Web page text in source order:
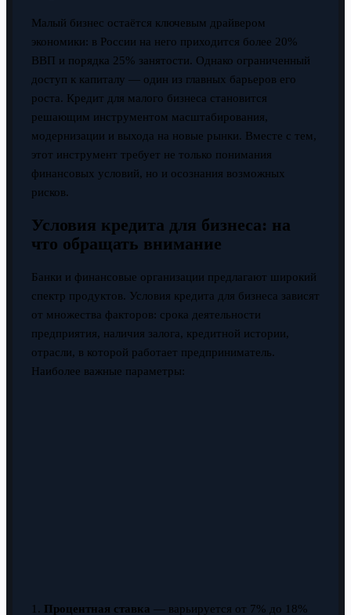
Малый бизнес остаётся ключевым драйвером
экономики: в России на него приходится более 20%
ВВП и порядка 25% занятости. Однако ограниченный
доступ к капиталу — один из главных барьеров его
роста. Кредит для малого бизнеса становится
решающим инструментом масштабирования,
модернизации и выхода на новые рынки. Вместе с тем,
этот инструмент требует не только понимания
финансовых условий, но и осознания возможных
рисков.
Условия кредита для бизнеса: на
что обращать внимание
Банки и финансовые организации предлагают широкий
спектр продуктов. Условия кредита для бизнеса зависят
от множества факторов: срока деятельности
предприятия, наличия залога, кредитной истории,
отрасли, в которой работает предприниматель.
Наиболее важные параметры:
1. Процентная ставка — варьируется от 7% до 18%